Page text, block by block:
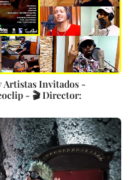
Artistas Invitados -
- 🎬 Director: